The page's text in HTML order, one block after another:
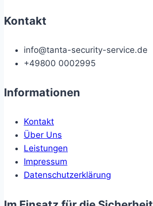
Kontakt
info@tanta-security-service.de
+49800 0002995
Informationen
Kontakt
Über Uns
Leistungen
Impressum
Datenschutzerklärung